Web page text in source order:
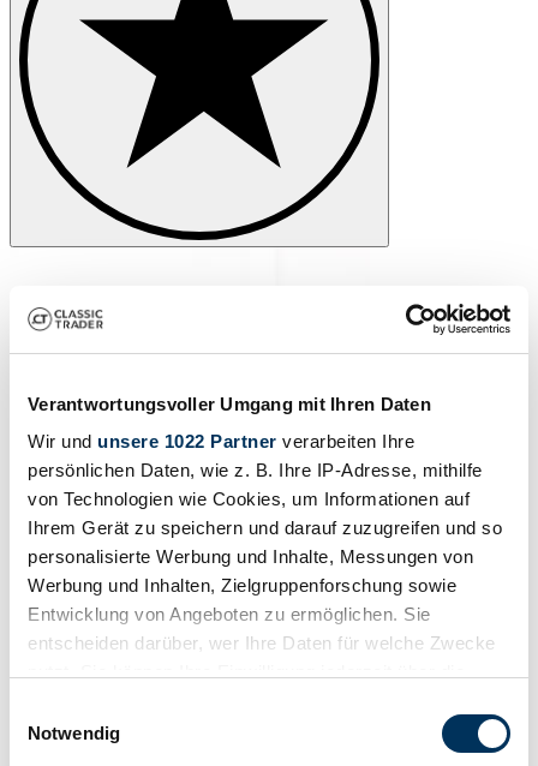
Verantwortungsvoller Umgang mit Ihren Daten
Wir und unsere 1022 Partner verarbeiten Ihre
persönlichen Daten, wie z. B. Ihre IP-Adresse, mithilfe
von Technologien wie Cookies, um Informationen auf
Ihrem Gerät zu speichern und darauf zuzugreifen und so
personalisierte Werbung und Inhalte, Messungen von
Werbung und Inhalten, Zielgruppenforschung sowie
Entwicklung von Angeboten zu ermöglichen. Sie
entscheiden darüber, wer Ihre Daten für welche Zwecke
Trigger Symbol ändern oder widerrufen
Notwendig